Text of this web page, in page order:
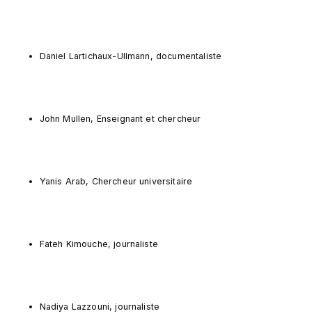
Daniel Lartichaux-Ullmann, documentaliste
John Mullen, Enseignant et chercheur
Yanis Arab, Chercheur universitaire
Fateh Kimouche, journaliste
Nadiya Lazzouni, journaliste